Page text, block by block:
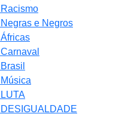
Racismo
Negras e Negros
Áfricas
Carnaval
Brasil
Música
LUTA
DESIGUALDADE